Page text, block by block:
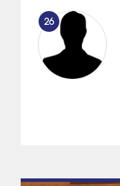
26